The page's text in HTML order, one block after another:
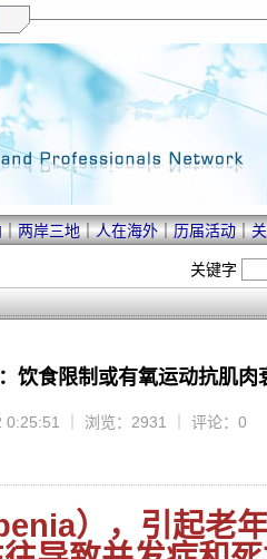
｜两岸三地｜人在海外｜历届活动｜
关键字
饮食限制或有氧运动抗肌肉
0:25:51 ｜ 浏览：2931 ｜ 评论：0
），引起老